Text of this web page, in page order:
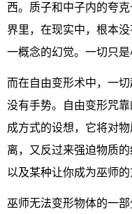
西。质子和中子内的夸
界里，在现实中，根本
一概念的幻觉。一切只是
而在自由变形术中，一
没有手势。自由变形咒
成方式的设想，它将对
离，又反过来强迫物质
以及某种让你成为巫师的
巫师无法变形物体的一